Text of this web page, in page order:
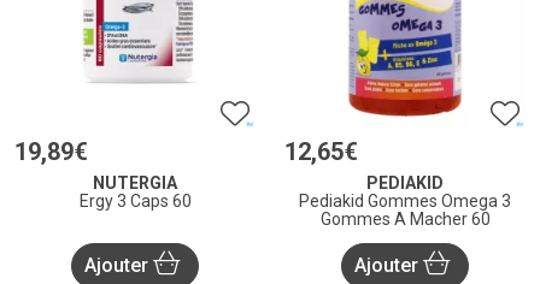
19,89€
NUTERGIA
Ergy 3 Caps 60
Ajouter
12,65€
PEDIAKID
Pediakid Gommes Omega 3
Gommes A Macher 60
Ajouter